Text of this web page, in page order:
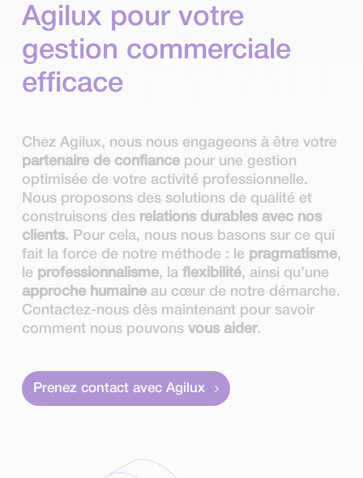
Agilux pour votre
gestion commerciale
efficace
Chez Agilux, nous nous engageons à être votre
partenaire de confiancepour une gestion
optimisée de votre activité professionnelle.
Nous proposons des solutions de qualité et
construisons des relations durables avec nos
clients. Pour cela, nous nous basons sur ce qui
fait la force de notre méthode : le pragmatisme,
le professionnalisme, laflexibilité, ainsi qu’une
approche humaineau cœur de notre démarche.
Contactez-nous dès maintenant pour savoir
comment nous pouvons vous aider.
Prenez contact avec Agilux